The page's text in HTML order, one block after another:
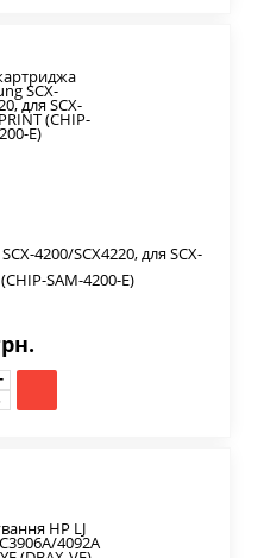
4200/SCX4220, для SCX-
SAM-4200-E)